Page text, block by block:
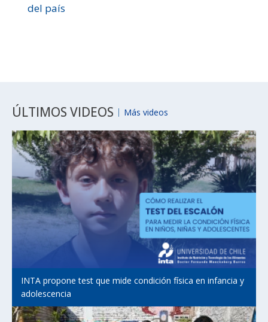
del país
ÚLTIMOS VIDEOS Más videos
INTA propone test que mide condición física en infancia y
adolescencia